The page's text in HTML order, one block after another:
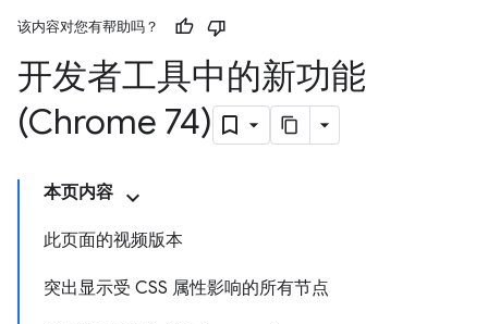
该内容对您有帮助吗？
开发者工具中的新功能
(Chrome 74)
本页内容
此页面的视频版本
突出显示受 CSS 属性影响的所有节点